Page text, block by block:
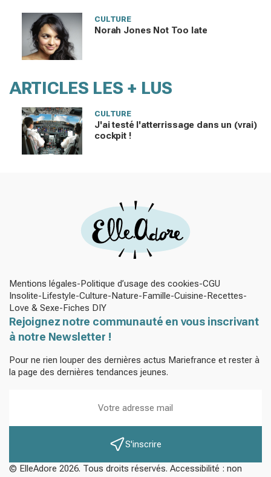
CULTURE
Norah Jones Not Too late
ARTICLES LES + LUS
CULTURE
J'ai testé l'atterrissage dans un (vrai)
cockpit !
Mentions légales Politique d’usage des cookies CGU
Insolite Lifestyle Culture Nature Famille Cuisine Recettes
Love & Sexe Fiches DIY
Rejoignez notre communauté en vous inscrivant
à notre Newsletter !
Pour ne rien louper des dernières actus Mariefrance et rester à
la page des dernières tendances jeunes.
S'inscrire
© ElleAdore 2026. Tous droits réservés. Accessibilité : non